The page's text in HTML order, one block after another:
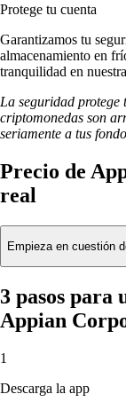
Protege tu cuenta
Garantizamos tu
almacenamiento en
tranquilidad en
La seguridad protege
criptomonedas son
seriamente a tus
Precio de
real
Empieza en cuestión
3 pasos para
Appian
1
Descarga la app